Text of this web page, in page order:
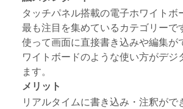
タッチパネル搭載の電子ホワイトボ
最も注目を集めているカテゴリーで
使って画面に直接書き込みや編集が
ワイトボードのような使い方がデジ
ます。
メリット
リアルタイムに書き込み・注釈がで